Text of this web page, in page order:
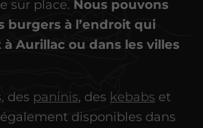
sur place. Nous pouvons
burgers à l’endroit qui
Aurillac ou dans les villes
des paninis, des kebabs et
disponibles dans